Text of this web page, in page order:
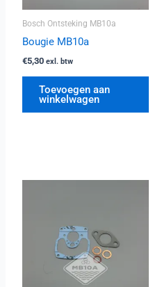
Bosch Ontsteking MB10a
Bougie MB10a
€5,30 exl. btw
Toevoegen aan
winkelwagen